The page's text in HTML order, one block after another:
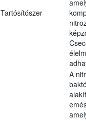
Tartósítószer
A